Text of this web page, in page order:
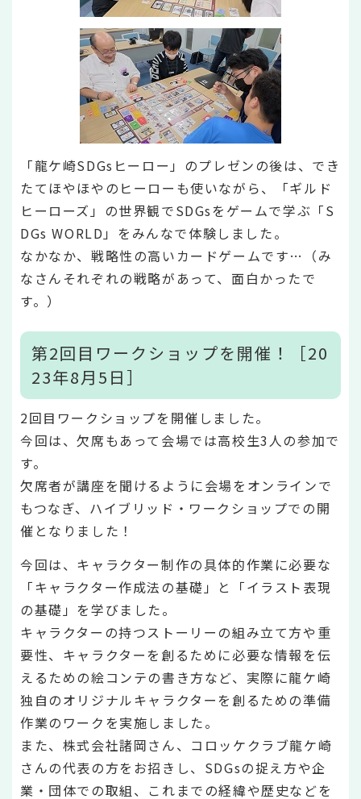
「龍ケ崎SDGsヒーロー」のプレゼンの後は、でき
たてほやほやのヒーローも使いながら、「ギルド
ヒーローズ」の世界観でSDGsをゲームで学ぶ「S
DGs WORLD」をみんなで体験しました。
なかなか、戦略性の高いカードゲームです…（み
なさんそれぞれの戦略があって、面白かったで
す。）
第2回目ワークショップを開催！［20
23年8月5日］
2回目ワークショップを開催しました。
今回は、欠席もあって会場では高校生3人の参加で
す。
欠席者が講座を聞けるように会場をオンラインで
もつなぎ、ハイブリッド・ワークショップでの開
催となりました！
今回は、キャラクター制作の具体的作業に必要な
「キャラクター作成法の基礎」と「イラスト表現
の基礎」を学びました。
キャラクターの持つストーリーの組み立て方や重
要性、キャラクターを創るために必要な情報を伝
えるための絵コンテの書き方など、実際に龍ケ崎
独自のオリジナルキャラクターを創るための準備
作業のワークを実施しました。
また、株式会社諸岡さん、コロッケクラブ龍ケ崎
さんの代表の方をお招きし、SDGsの捉え方や企
業・団体での取組、これまでの経緯や歴史などを